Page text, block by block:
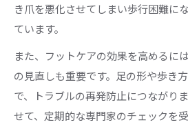
き爪を悪化させてしまい歩行困難に
ています。
また、フットケアの効果を高めるに
の見直しも重要です。足の形や歩き
で、トラブルの再発防止につながり
せて、定期的な専門家のチェックを